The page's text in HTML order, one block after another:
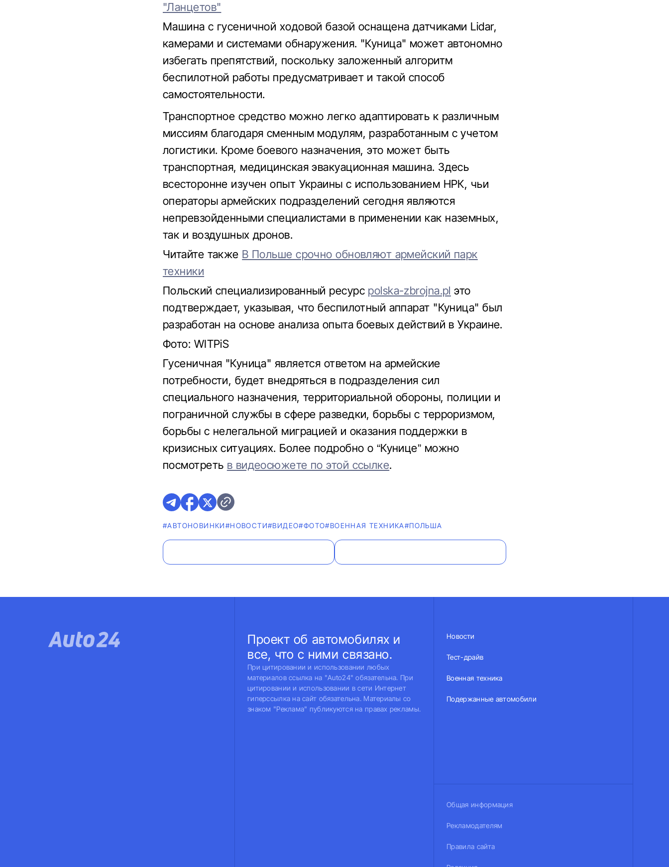
"Ланцетов"
Машина с гусеничной ходовой базой оснащена датчиками Lidar,
камерами и системами обнаружения. "Куница" может автономно
избегать препятствий, поскольку заложенный алгоритм
беспилотной работы предусматривает и такой способ
самостоятельности.
Транспортное средство можно легко адаптировать к различным
миссиям благодаря сменным модулям, разработанным с учетом
логистики. Кроме боевого назначения, это может быть
транспортная, медицинская эвакуационная машина. Здесь
всесторонне изучен опыт Украины с использованием НРК, чьи
операторы армейских подразделений сегодня являются
непревзойденными специалистами в применении как наземных,
так и воздушных дронов.
Читайте также В Польше срочно обновляют армейский парк
техники
Польский специализированный ресурс polska-zbrojna.pl это
подтверждает, указывая, что беспилотный аппарат "Куница" был
разработан на основе анализа опыта боевых действий в Украине.
Фото: WITPiS
Гусеничная "Куница" является ответом на армейские
потребности, будет внедряться в подразделения сил
специального назначения, территориальной обороны, полиции и
пограничной службы в сфере разведки, борьбы с терроризмом,
борьбы с нелегальной миграцией и оказания поддержки в
кризисных ситуациях. Более подробно о “Кунице” можно
посмотреть в видеосюжете по этой ссылке.
#AВТОНОВИНКИ#НОВОСТИ#ВИДЕО#ФОТО#ВОЕННАЯ ТЕХНИКА#ПОЛЬША
Проект об автомобилях и
все, что с ними связано.
При цитировании и использовании любых
материалов ссылка на "Auto24" обязательна. При
цитировании и использовании в сети Интернет
гиперссылка на сайт обязательна. Материалы со
знаком "Реклама" публикуются на правах рекламы.
Новости
Тест-драйв
Военная техника
Подержанные автомобили
Общая информация
Рекламодателям
Правила сайта